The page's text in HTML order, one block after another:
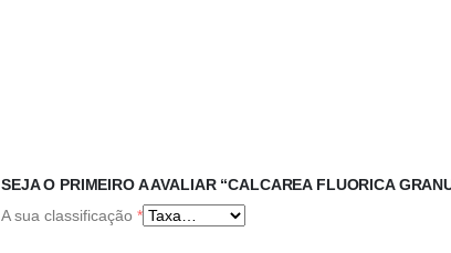
SEJA O PRIMEIRO A AVALIAR “CALCAREA FLUORICA
A sua classificação *